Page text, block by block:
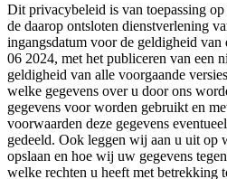
Dit privacybeleid is van toepassing
de daarop ontsloten dienstverlening
ingangsdatum voor de geldigheid
06 2024, met het publiceren van een
geldigheid van alle voorgaande
welke gegevens over u door ons
gegevens voor worden gebruikt en
voorwaarden deze gegevens
gedeeld. Ook leggen wij aan u uit
opslaan en hoe wij uw gegevens
welke rechten u heeft met betrekking